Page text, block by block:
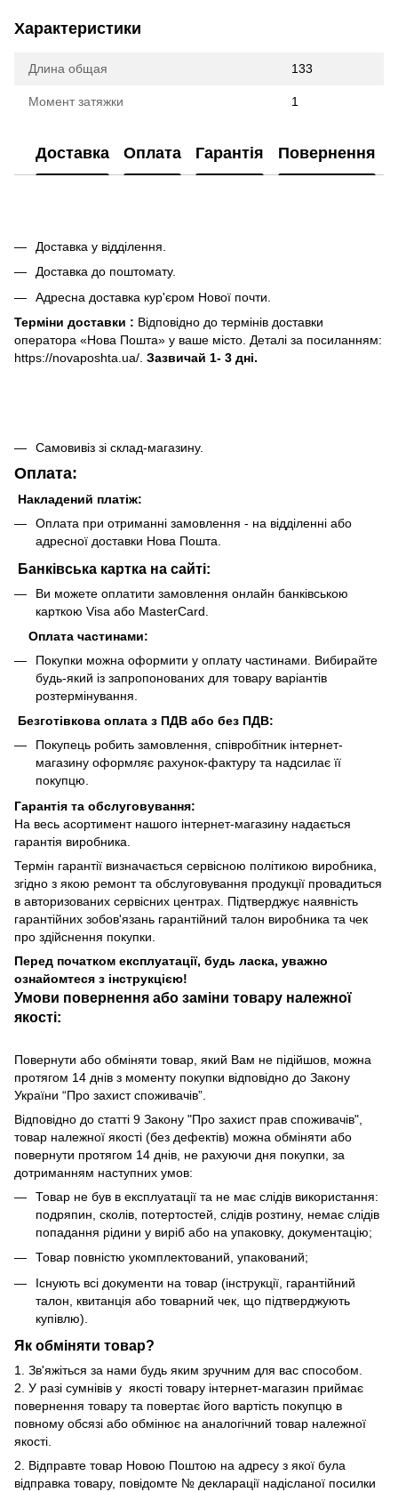
Характеристики
Длина общая 133
Момент затяжки 1
Доставка Оплата Гарантія Повернення
Доставка у відділення.
Доставка до поштомату.
Адресна доставка кур'єром Нової почти.
Терміни доставки : Відповідно до термінів доставки
оператора «Нова Пошта» у ваше місто. Деталі за посиланням:
https://novaposhta.ua/. Зазвичай 1- 3 дні.
Самовивіз зі склад-магазину.
Оплата:
Накладений платіж:
Оплата при отриманні замовлення - на відділенні або
адресної доставки Нова Пошта.
Банківська картка на сайті:
Ви можете оплатити замовлення онлайн банківською
карткою Visa або MasterCard.
Оплата частинами:
Покупки можна оформити у оплату частинами. Вибирайте
будь-який із запропонованих для товару варіантів
розтермінування.
Безготівкова оплата з ПДВ або без ПДВ:
Покупець робить замовлення, співробітник інтернет-
магазину оформляє рахунок-фактуру та надсилає її
покупцю.
Гарантія та обслуговування:
На весь асортимент нашого інтернет-магазину надається
гарантія виробника.
Термін гарантії визначається сервісною політикою виробника,
згідно з якою ремонт та обслуговування продукції провадиться
в авторизованих сервісних центрах. Підтверджує наявність
гарантійних зобов'язань гарантійний талон виробника та чек
про здійснення покупки.
Перед початком експлуатації, будь ласка, уважно
ознайомтеся з інструкцією!
Умови повернення або заміни товару належної
якості:
Повернути або обміняти товар, який Вам не підійшов, можна
протягом 14 днів з моменту покупки відповідно до Закону
України “Про захист споживачів”.
Відповідно до статті 9 Закону "Про захист прав споживачів",
товар належної якості (без дефектів) можна обміняти або
повернути протягом 14 днів, не рахуючи дня покупки, за
дотриманням наступних умов:
Товар не був в експлуатації та не має слідів використання:
подряпин, сколів, потертостей, слідів розтину, немає слідів
попадання рідини у виріб або на упаковку, документацію;
Товар повністю укомплектований, упакований;
Існують всі документи на товар (інструкції, гарантійний
талон, квитанція або товарний чек, що підтверджують
купівлю).
Як обміняти товар?
1. Зв'яжіться за нами будь яким зручним для вас способом.
2. У разі сумнівів у якості товару інтернет-магазин приймає
повернення товару та повертає його вартість покупцю в
повному обсязі або обмінює на аналогічний товар належної
якості.
2. Відправте товар Новою Поштою на адресу з якої була
відправка товару, повідомте № декларації надісланої посилки